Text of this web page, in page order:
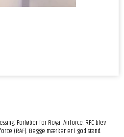
Forløber for Royal Airforce. RFC blev
(RAF). Begge mærker er i god stand.